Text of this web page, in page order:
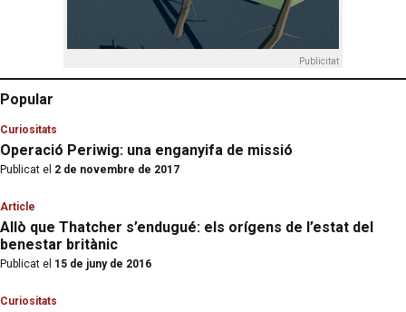
Publicitat
Popular
Curiositats
Operació Periwig: una enganyifa de missió
Publicat el 2 de novembre de 2017
Article
Allò que Thatcher s’endugué: els orígens de l’estat del
benestar britànic
Publicat el 15 de juny de 2016
Curiositats